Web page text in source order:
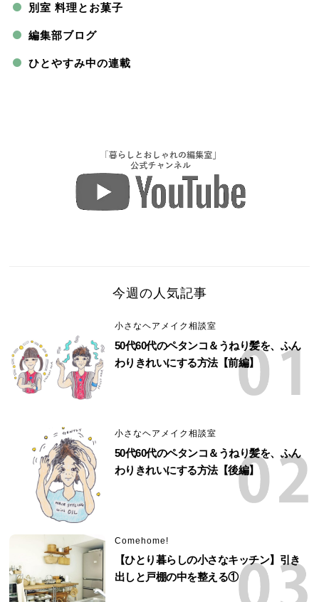
別室 料理とお菓子
編集部ブログ
ひとやすみ中の連載
今週の人気記事
小さなヘアメイク相談室
50代60代のペタンコ＆うねり髪を、ふん
わりきれいにする方法【前編】
小さなヘアメイク相談室
50代60代のペタンコ＆うねり髪を、ふん
わりきれいにする方法【後編】
Comehome!
【ひとり暮らしの小さなキッチン】引き
出しと戸棚の中を整える①